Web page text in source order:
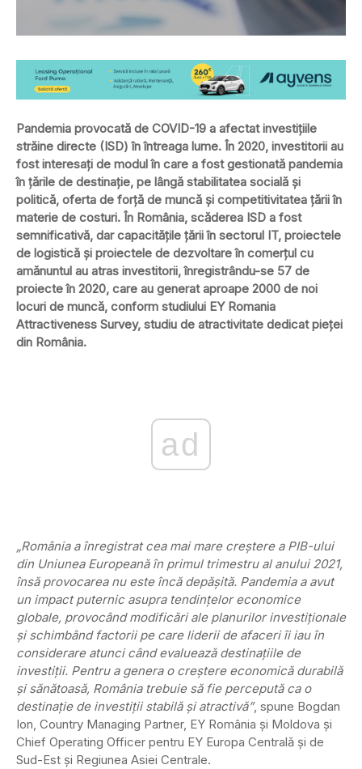
Pandemia provocată de COVID-19 a afectat investițiile
străine directe (ISD) în întreaga lume. În 2020, investitorii au
fost interesați de modul în care a fost gestionată pandemia
în țările de destinație, pe lângă stabilitatea socială și
politică, oferta de forță de muncă și competitivitatea țării în
materie de costuri. În România, scăderea ISD a fost
semnificativă, dar capacitățile țării în sectorul IT, proiectele
de logistică și proiectele de dezvoltare în comerțul cu
amănuntul au atras investitorii, înregistrându-se 57 de
proiecte în 2020, care au generat aproape 2000 de noi
locuri de muncă, conform studiului EY Romania
Attractiveness Survey, studiu de atractivitate dedicat pieței
din România.
ad
„România a înregistrat cea mai mare creștere a PIB-ului
din Uniunea Europeană în primul trimestru al anului 2021,
însă provocarea nu este încă depășită. Pandemia a avut
un impact puternic asupra tendințelor economice
globale, provocând modificări ale planurilor investiționale
și schimbând factorii pe care liderii de afaceri îi iau în
considerare atunci când evaluează destinațiile de
investiții. Pentru a genera o creștere economică durabilă
și sănătoasă, România trebuie să fie percepută ca o
destinație de investiții stabilă și atractivă”, spune Bogdan
Ion, Country Managing Partner, EY România și Moldova și
Chief Operating Officer pentru EY Europa Centrală și de
Sud-Est și Regiunea Asiei Centrale.